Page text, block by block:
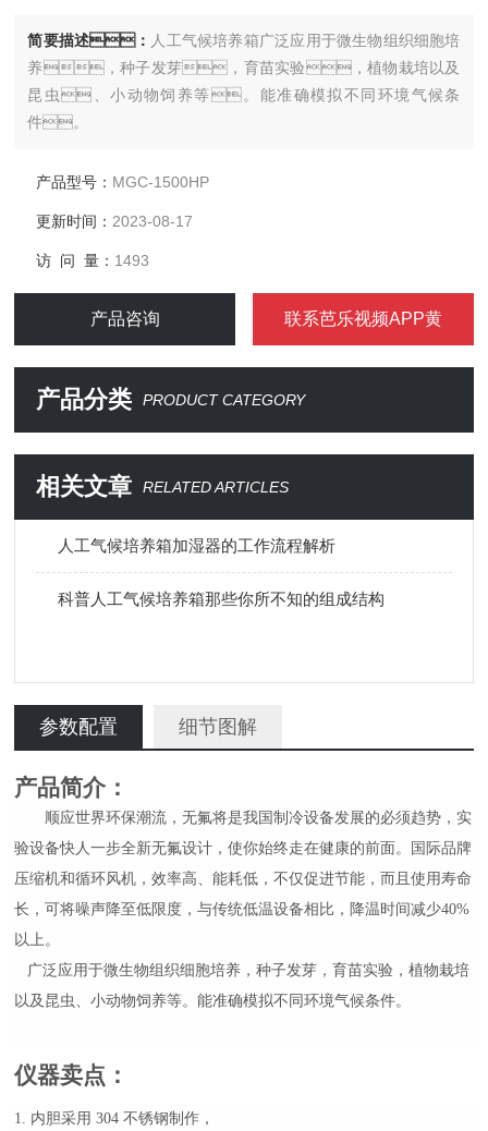
简要描述： 人工气候培养箱广泛应用于微生物组织细胞培
养，种子发芽，育苗实验，植物栽培以及
昆虫、小动物饲养等。能准确模拟不同环境气候条
件。
产品型号： MGC-1500HP
更新时间： 2023-08-17
访 问 量： 1493
产品咨询 联系芭乐视频APP黄
产品分类 PRODUCT CATEGORY
相关文章 RELATED ARTICLES
人工气候培养箱加湿器的工作流程解析
科普人工气候培养箱那些你所不知的组成结构
参数配置 细节图解
产品简介：
顺应世界环保潮流，无氟将是我国制冷设备发展的必须趋势，实
验设备快人一步全新无氟设计，使你始终走在健康的前面。国际品牌
压缩机和循环风机，效率高、能耗低，不仅促进节能，而且使用寿命
长，可将噪声降至低限度，与传统低温设备相比，降温时间减少40%
以上。
广泛应用于微生物组织细胞培养，种子发芽，育苗实验，植物栽培
以及昆虫、小动物饲养等。能准确模拟不同环境气候条件。
仪器卖点 ：
1. 内胆采用 304 不锈钢制作，